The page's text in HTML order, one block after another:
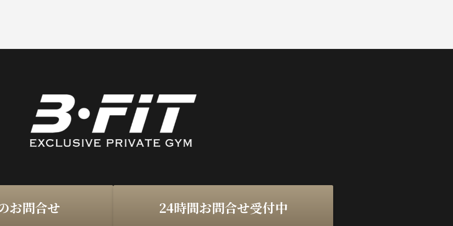
お問合せ 24時間お問合せ受付中